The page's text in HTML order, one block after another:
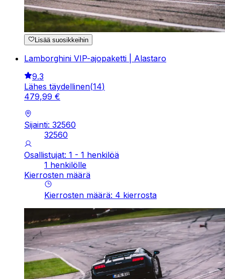
Lisää suosikkeihin
Lamborghini VIP-ajopaketti | Alastaro
9.3
Lähes täydellinen(14)
479,99 €
Sijainti: 32560
32560
Osallistujat: 1 - 1 henkilöä
1 henkilölle
Kierrosten määrä
Kierrosten määrä: 4 kierrosta